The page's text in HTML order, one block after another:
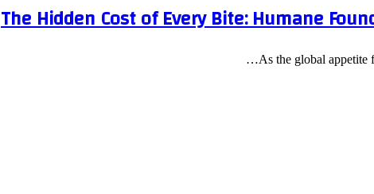
The Hidden Cost of Every Bite: Humane
As the global appetite